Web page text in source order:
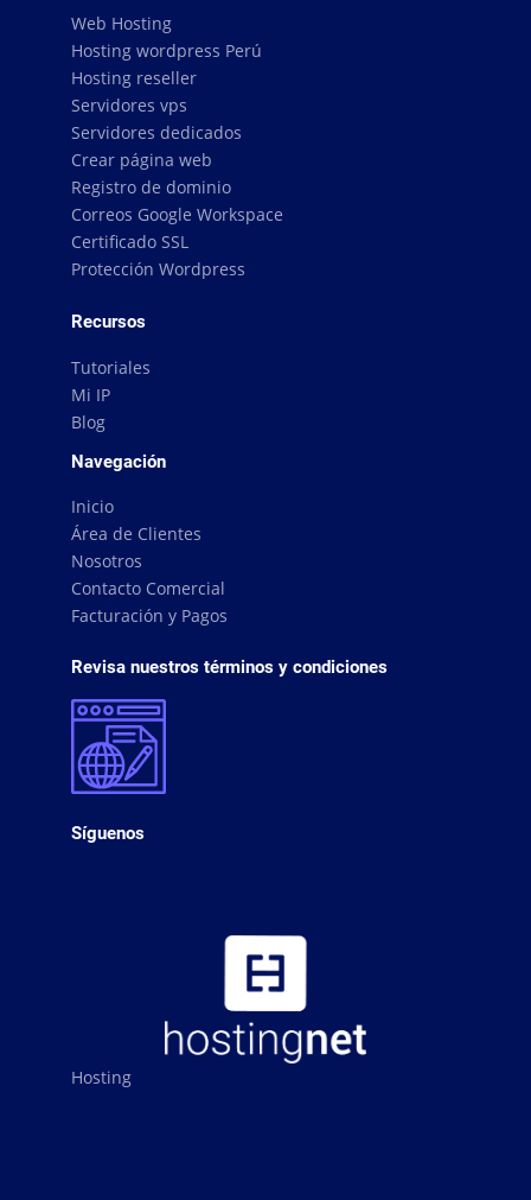
Web Hosting
Hosting wordpress Perú
Hosting reseller
Servidores vps
Servidores dedicados
Crear página web
Registro de dominio
Correos Google Workspace
Certificado SSL
Protección Wordpress
Recursos
Tutoriales
Mi IP
Blog
Navegación
Inicio
Área de Clientes
Nosotros
Contacto Comercial
Facturación y Pagos
Revisa nuestros términos y condiciones
Síguenos
Hosting